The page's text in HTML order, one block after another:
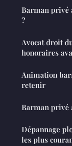
Barman privé
?
Avocat droit
honoraires
Animation
retenir
Barman privé
Dépannage
les plus